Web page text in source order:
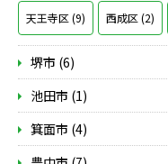
天王寺区 (9) 西成区 (2)
堺市 (6)
池田市 (1)
箕面市 (4)